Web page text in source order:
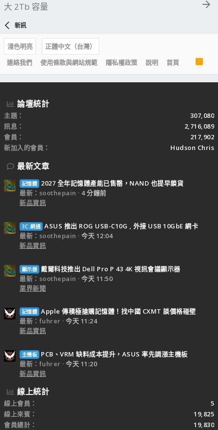
大 2Tb 容量
新訊
淺色明亮
正體中文（台灣）
連絡我們
使用條款與網站規範 隱私權政策 說明 首頁
R
S
S
論壇統計
主題
307,080
訊息
2,716,089
會員
217,902
新加入的會員
Hudson Chris
最新文章
記憶體
2027 全年記憶體產能已售罄，NAND 也提早鎖貨
最新：soothepain
4 分鐘前
新品資訊
3C.網通 ASUS 推出 ROG USB-C10G , 外接 USB 10GbE 網卡
最新：soothepain
今天 12:04
新品資訊
顯示器 戴爾科技推出 Dell Pro P 43 4K 視訊會議顯示器
最新：soothepain
今天 11:50
業界新聞
記憶體 Apple 傳積極搶購記憶體！找中國 CXMT 談價格碰壁
最新：fuhrer
今天 11:24
新品資訊
主機板
PCB、VRM 缺料成本提升，ASUS 率先調漲主機板
最新：fuhrer
今天 11:20
新品資訊
線上統計
線上會員
5
線上來賓
19,825
會員總計
19,830